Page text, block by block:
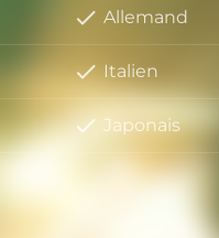
Allemand
Italien
Japonais